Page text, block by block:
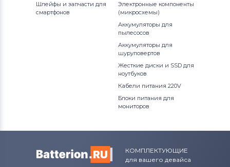
Шлейфы и запчасти для
смартфонов
Электронные компоненты
(микросхемы)
Аккумуляторы для
пылесосов
Аккумуляторы для
шуруповертов
Жесткие диски и SSD для
ноутбуков
Кабели питания 220V
Блоки питания для
мониторов
КОМПЛЕКТУЮЩИЕ
для вашего девайса